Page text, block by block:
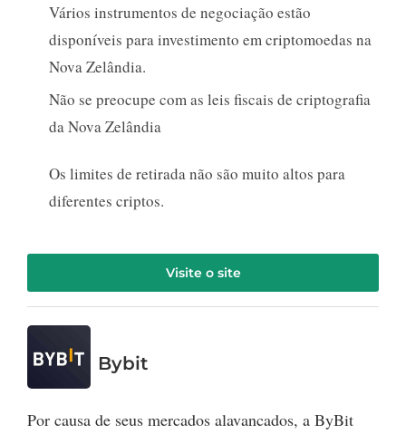
Vários instrumentos de negociação estão
disponíveis para investimento em criptomoedas na
Nova Zelândia.
Não se preocupe com as leis fiscais de criptografia
da Nova Zelândia
Os limites de retirada não são muito altos para
diferentes criptos.
Visite o site
Bybit
Por causa de seus mercados alavancados, a ByBit